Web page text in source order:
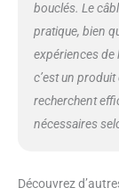
bouclés. Le
pratique, bien
expériences de
c’est un produit
recherchent
nécessaires
Découvrez